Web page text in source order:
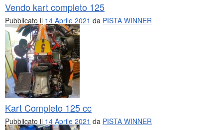
Vendo kart completo 125
Pubblicato il 14 Aprile 2021 da PISTA WINNER
Kart Completo 125 cc
Pubblicato il 14 Aprile 2021 da PISTA WINNER